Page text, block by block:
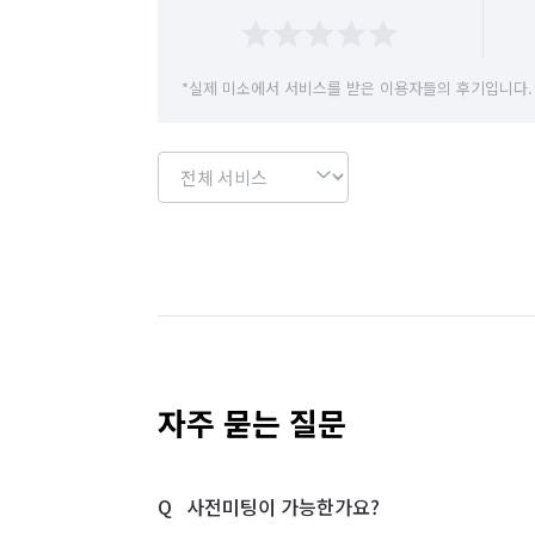
*실제 미소에서 서비스를 받은 이용자들의 후기입니다.
자주 묻는 질문
사전미팅이 가능한가요?